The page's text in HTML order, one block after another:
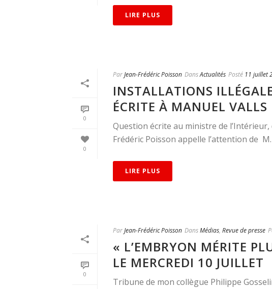
LIRE PLUS
0
0
ParJean-Frédéric Poisson DansActualités Posté 11 juillet
INSTALLATIONS
ÉCRITE À MANUEL VALLS
Question écrite au ministre de
Frédéric Poisson appelle l’attention de
LIRE PLUS
0
ParJean-Frédéric Poisson DansMédias, Revue de presse
« L’EMBRYON MÉRITE
LE MERCREDI 10 JUILLET
Tribune de mon collègue Philippe